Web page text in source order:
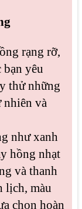
rạng rỡ,
bạn yêu
thử những
nhiên và
như xanh
hồng nhạt
và thanh
lịch, màu
chọn hoàn